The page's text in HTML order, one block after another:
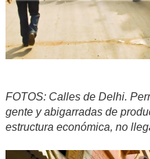
FOTOS: Calles de Delhi.
gente y abigarradas de
estructura económica, no